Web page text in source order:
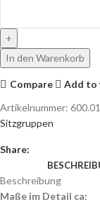
In den Warenkorb
Compare
Add to
Artikelnummer:
Sitzgruppen
Share:
Beschreibung
Maße im Detail ca: